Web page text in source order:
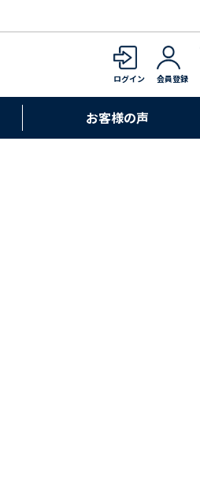
ログイン 会員登録
お客様の声